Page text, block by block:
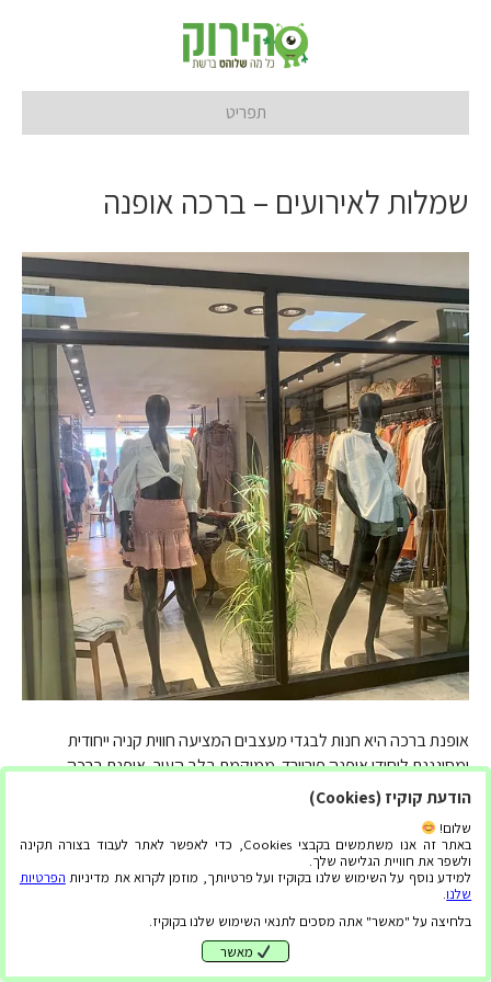
תפריט
שמלות לאירועים – ברכה אופנה
אופנת ברכה היא חנות לבגדי מעצבים המציעה חווית קניה ייחודית
ומסוגננת ליחידי אופנה פורוורד. ממוקמת בלב העיר, אופנת ברכה
מתהדרת במבחר רחב של בגדי מעצבים ואביזרים של מותגי אופנה
מובילים ברחבי העולם. אחד הדברים שמייחדים את אופנת ברכה מחנויות
בגדים אחרות הוא המגוון הרחב של פריטי מעצבים איכותיים שהם
מציעים. שמלות לאירועים וחצאיות יוקרתיות…
קרא עוד
הודעת קוקיז (Cookies)
שלום!
באתר זה אנו משתמשים בקבצי Cookies, כדי לאפשר לאתר לעבוד בצורה תקינה
ולשפר את חוויית הגלישה שלך.
למידע נוסף על השימוש שלנו בקוקיז ועל פרטיותך, מוזמן לקרוא את מדיניות הפרטיות
שלנו.
בלחיצה על "מאשר" אתה מסכים לתנאי השימוש שלנו בקוקיז.
מאשר